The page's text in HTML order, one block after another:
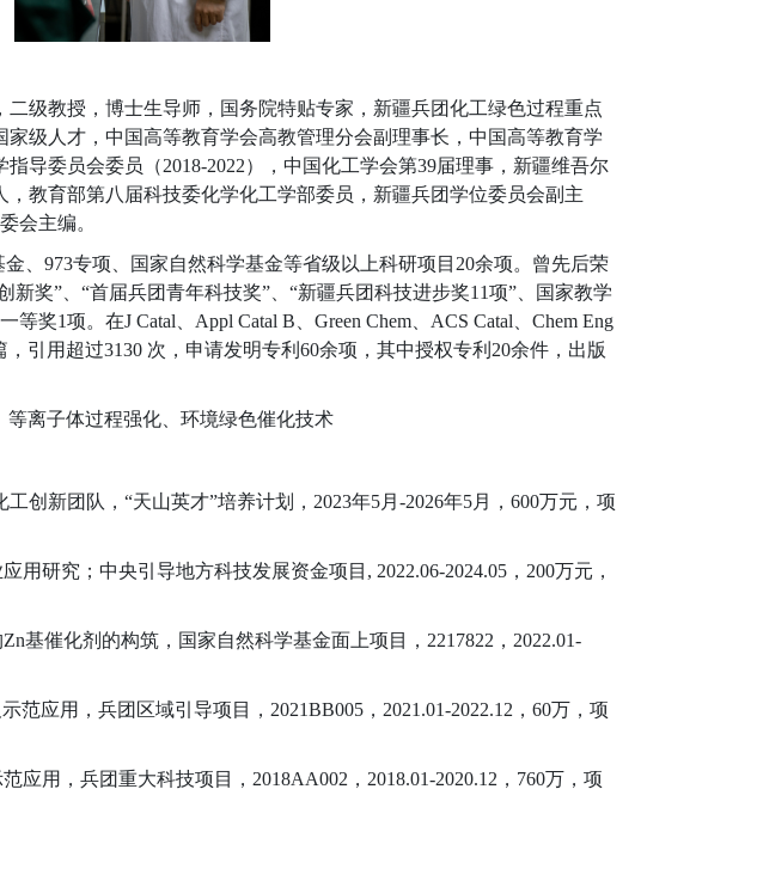
二级教授，博士生导师，国务院特贴专家 ， 新疆兵团化工绿色过程重点
家级人才 ，中国高等教育学会高教管理分会副理事长，中国高等教育学
导委员会委员（2018-2022），中国化工学会第39届理事，新疆维吾尔
教育部第八届科技委化学化工学部委员， 新疆兵团学位委员会副主
会主编。
、 973专项、国家自然科学基金等省级以上科研项目 20余项。曾先后荣
新奖”、 “首届兵团青年科技奖”、 “新疆兵团科技进步奖11项”、国家教学
等奖1项。在J Catal、 Appl Catal B、 Green Chem、 ACS Catal、 Chem Eng
，引用超过3130 次，申请发明专利 60余项，其中授权专利 20余件，出版
等离子体过程强化、环境绿色催化技术
工创新团队，“天山英才”培养计划， 2023年5月 -2026年5月， 600万元 ，项
用研究；中央引导地方科技发展资金项目 , 2022.06-2024.05 ， 200万元，
Zn基催化剂的构筑，国家自然科学基金面上项目， 2217822 ， 2022.01-
范应用，兵团区域引导项目， 2021BB005， 2021.01-2022.12 ， 60万， 项
应用，兵团重大科技项目， 2018AA002 ， 2018.01-2020.12 ， 760万， 项